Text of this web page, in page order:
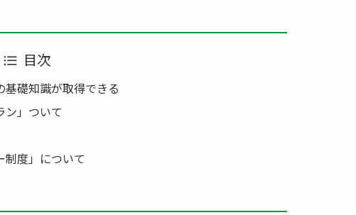
目次
礎知識が取得できる
ン」ついて
度」について